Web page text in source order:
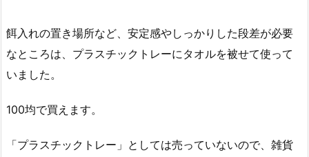
餌入れの置き場所など、安定感やしっかりした段差が必要
なところは、プラスチックトレーにタオルを被せて使って
いました。
100均で買えます。
「プラスチックトレー」としては売っていないので、雑貨